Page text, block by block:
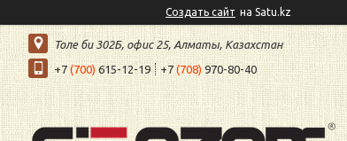
Создать сайт на Satu.kz
Толе би 302Б, офис 25, Алматы, Казахстан
+7 (700)615-12-19 +7(708) 970-80-40